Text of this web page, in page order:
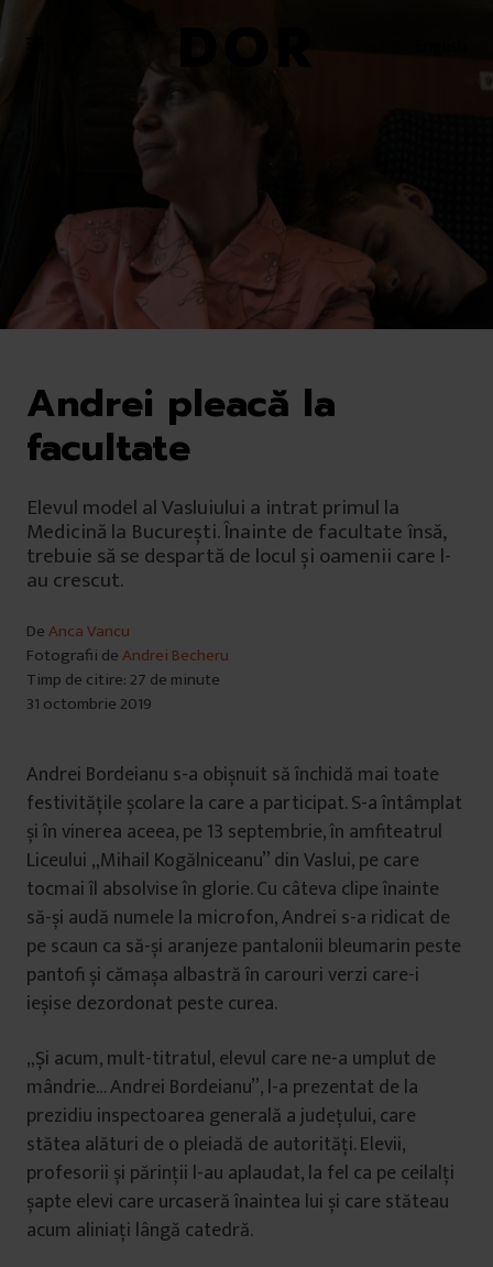
Sari
Sari
Andrei pleacă la
facultate
Elevul model al Vasluiului a intrat primul la
Medicină la București. Înainte de facultate însă,
trebuie să se despartă de locul și oamenii care l-
au crescut.
DeAnca Vancu
Fotografii deAndrei Becheru
Timp de citire: 27 de minute
31 octombrie 2019
Andrei Bordeianu s-a obișnuit să închidă mai toate
festivitățile școlare la care a participat. S-a întâmplat
și în vinerea aceea, pe 13 septembrie, în amfiteatrul
Liceului „Mihail Kogălniceanu” din Vaslui, pe care
tocmai îl absolvise în glorie. Cu câteva clipe înainte
să-și audă numele la microfon, Andrei s-a ridicat de
pe scaun ca să-și aranjeze pantalonii bleumarin peste
pantofi și cămașa albastră în carouri verzi care-i
ieșise dezordonat peste curea.
„Și acum, mult-titratul, elevul care ne-a umplut de
mândrie… Andrei Bordeianu”, l-a prezentat de la
prezidiu inspectoarea generală a județului, care
stătea alături de o pleiadă de autorități. Elevii,
profesorii și părinții l-au aplaudat, la fel ca pe ceilalți
șapte elevi care urcaseră înaintea lui și care stăteau
acum aliniați lângă catedră.